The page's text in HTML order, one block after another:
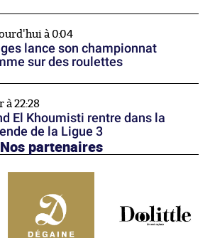
à 0:04
lance son championnat
sur des roulettes
à 22:28
El Khoumisti rentre dans la
de la Ligue 3
Nos partenaires